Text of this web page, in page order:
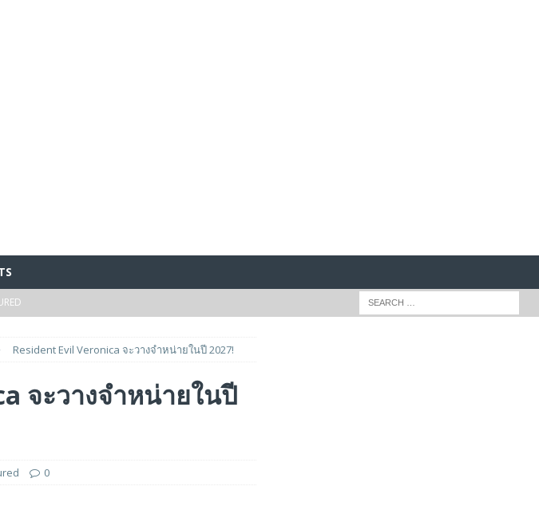
พื่อขยายโครงสร้างพื้นฐานระดับ
สูงสุด โดยมีกำไรพุ่งขึ้น 205% และ
ล้านเดอร์แฮม และกำไรสุทธิ 7.7
Resident Evil Veronica จะวางจำหน่ายในปี 2027!
จะวางจำหน่ายในปี
0